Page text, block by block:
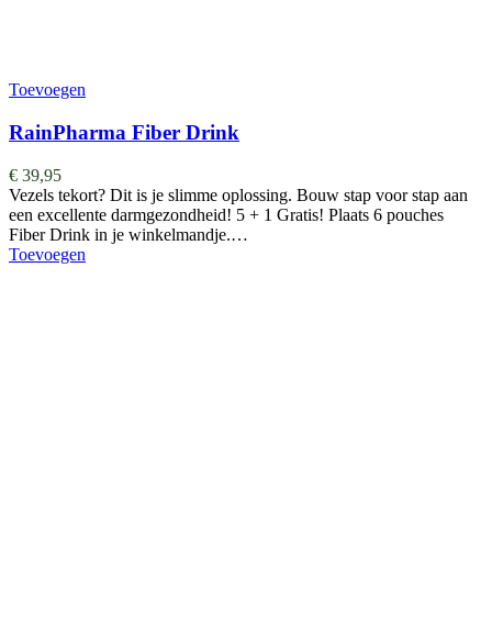
Toevoegen
RainPharma Fiber Drink
€ 39,95
Vezels tekort? Dit is je slimme oplossing. Bouw stap voor stap aan
een excellente darmgezondheid! 5 + 1 Gratis! Plaats 6 pouches
Fiber Drink in je winkelmandje.…
Toevoegen